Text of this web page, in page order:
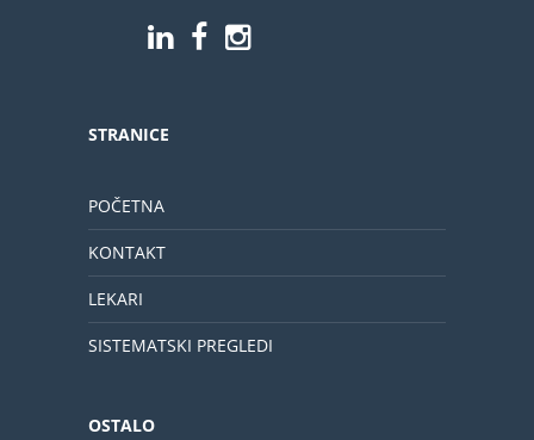
STRANICE
POČETNA
KONTAKT
LEKARI
SISTEMATSKI PREGLEDI
OSTALO